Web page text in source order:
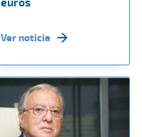
Ver noticia